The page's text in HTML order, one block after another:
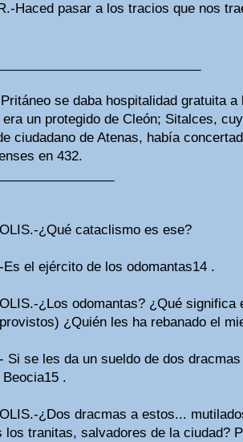
Haced pasar a los tracios que nos
se daba hospitalidad gratuita
era un protegido de Cleón; Sitalces,
ciudadano de Atenas, había
en 432.
¿Qué cataclismo es ese?
Es el ejército de los odomantas14 .
¿Los odomantas? ¿Qué significa
¿Quién les ha rebanado el
Si se les da un sueldo de dos
.
¿Dos dracmas a estos...
los tranitas, salvadores de la ciudad?